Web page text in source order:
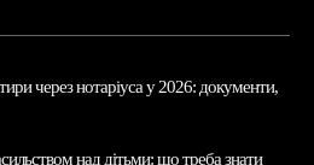
через нотаріуса у 2026: документи,
над дітьми: що треба знати